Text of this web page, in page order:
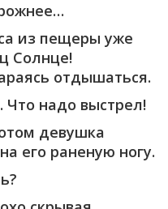
из пещеры уже
Солнце!
отдышаться.
надо выстрел!
девушка
его раненую ногу.